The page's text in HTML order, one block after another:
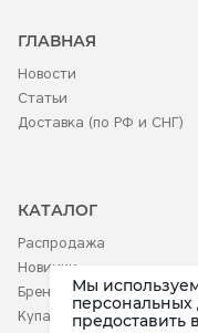
ГЛАВНАЯ
Новости
Статьи
Доставка (по РФ и СНГ)
КАТАЛОГ
Распродажа
Новинки
Бренды
Купальники
Мы
персональных
предоставить